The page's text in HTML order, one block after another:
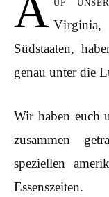
Virginia,
Südstaaten,
genau unter die
Wir haben euch
zusammen
speziellen
Essenszeiten.